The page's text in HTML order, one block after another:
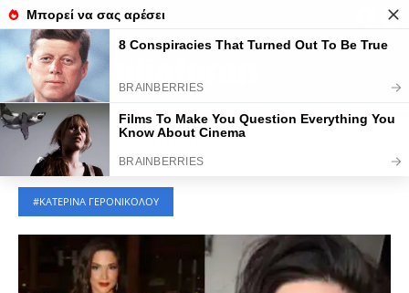
Τελευταίες Ειδήσεις
LIFESTYLE 25 Ιουλίου 2024
ΚΑΤΕΡΙΝΑ ΓΕΡΟΝΙΚΟΛΟΥ